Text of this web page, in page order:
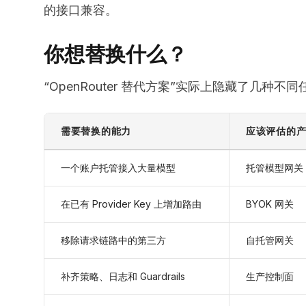
的接口兼容。
你想替换什么？
“OpenRouter 替代方案”实际上隐藏了几种不
需要替换的能力 应该评估的
一个账户托管接入大量模型 托管模型网关
在已有 Provider Key 上增加路由 BYOK 网关
移除请求链路中的第三方 自托管网关
补齐策略、日志和 Guardrails 生产控制面